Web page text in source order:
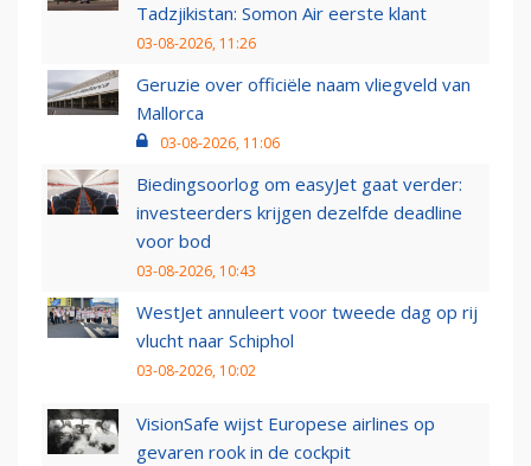
Tadzjikistan: Somon Air eerste klant
03-08-2026, 11:26
Geruzie over officiële naam vliegveld van
Mallorca
03-08-2026, 11:06
Biedingsoorlog om easyJet gaat verder:
investeerders krijgen dezelfde deadline
voor bod
03-08-2026, 10:43
WestJet annuleert voor tweede dag op rij
vlucht naar Schiphol
03-08-2026, 10:02
VisionSafe wijst Europese airlines op
gevaren rook in de cockpit